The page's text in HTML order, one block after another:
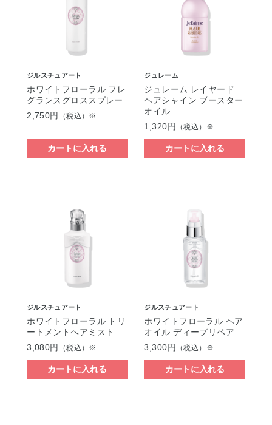
ジルスチュアート
ホワイトフローラル フレ
グランスグロススプレー
2,750円
（税込）※
カートに入れる
ジュレーム
ジュレーム レイヤード
ヘアシャイン ブースター
オイル
1,320円
（税込）※
カートに入れる
ジルスチュアート
ホワイトフローラル トリ
ートメントヘアミスト
3,080円
（税込）※
カートに入れる
ジルスチュアート
ホワイトフローラル ヘア
オイル ディープリペア
3,300円
（税込）※
カートに入れる